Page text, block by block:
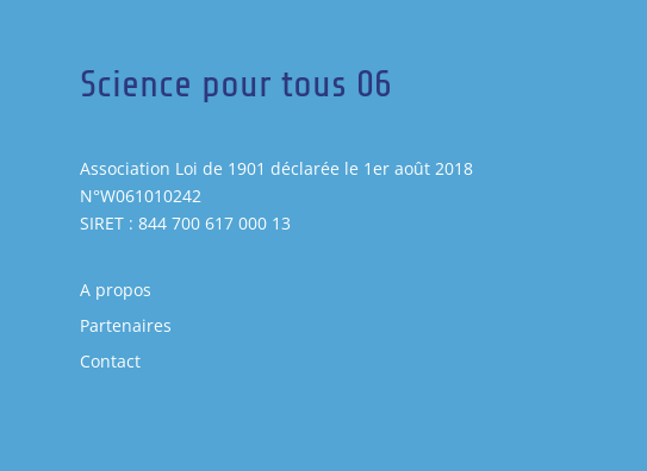
Science pour tous 06
Association Loi de 1901 déclarée le 1er août 2018
N°W061010242
SIRET : 844 700 617 000 13
A propos
Partenaires
Contact